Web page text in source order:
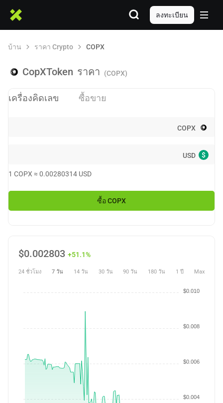
ลงทะเบียน
บ้าน ราคา Crypto COPX
CopXToken ราคา (COPX)
เครื่องคิดเลข ซื้อขาย
COPX
USD $
1 COPX ≈ 0.00280314 USD
ซื้อCOPX
$0.002803 +51.1%
24 ชั่วโมง 7 วัน 14 วัน 30 วัน 90 วัน 180 วัน 1 ปี Max
$0.004
$0.006
$0.008
$0.010